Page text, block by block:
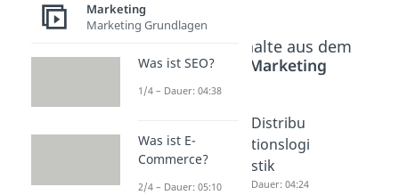
Beliebte Inhalte aus dem
Bereich
Marketing
er
Vertrieb
Dauer: 04:30
ing
Dauer: 04:42
Distribu
tionslogi
stik
Dauer: 04:24
Marketing
Marketing Grundlagen
Was ist SEO?
1/4 – Dauer: 04:38
Was ist E-
Commerce?
2/4 – Dauer: 05:10